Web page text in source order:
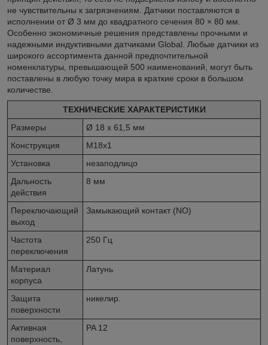
не чувствительны к загрязнениям. Датчики поставляются в
исполнении от Ø 3 мм до квадратного сечения 80 × 80 мм.
Особенно экономичные решения представлены прочными и
надежными индуктивными датчиками Global. Любые датчики из
широкого ассортимента данной предпочтительной
номенклатуры, превышающей 500 наименований, могут быть
поставлены в любую точку мира в краткие сроки в большом
количестве.
ТЕХНИЧЕСКИЕ ХАРАКТЕРИСТИКИ
Размеры
Ø 18 x 61,5 мм
Конструкция
M18x1
Установка
незаподлицо
Дальность
действия
8 мм
Переключающий
выход
Замыкающий контакт (NO)
Частота
переключения
250 Гц
Материал
корпуса
Латунь
Защита
поверхности
никелир.
Активная
поверхность,
PA 12